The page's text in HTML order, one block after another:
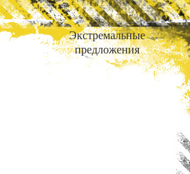
Экстремальные
предложения